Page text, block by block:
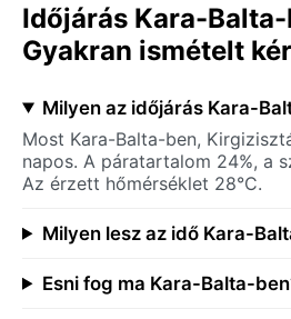
Időjárás Kara-
Gyakran ismételt
Milyen az időjárás Kara-
Most Kara-Balta-ben,
napos. A páratartalom 24%, a
Az érzett hőmérséklet 28°C.
Milyen lesz az idő Kara-
Esni fog ma Kara-Balta-